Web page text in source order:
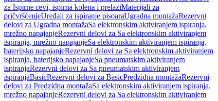
za Ispirne cevi, ispirna kolena i prelaziMaterijali za
pričvršćenjeUređaji za ispiranje pisoaraUgradna montažaRezervni
delovi za Ugradna montažaSa elektronskim aktiviranjem ispiranja,
mrežno napajanjeRezervni delovi za Sa elektronskim aktiviranjem
ispiranja, mrežno napajanjeSa elektronskim aktiviranjem ispiranja,
baterijsko napajanjeRezervni delovi za Sa elektronskim aktiviranjem
ispiranja, baterijsko napajanjeSa pneumatskim aktiviranjem
ispiranjaRezervni delovi za Sa pneumatskim aktiviranjem
ispiranjaBasicRezervni delovi za BasicPredzidna montažaRezervni
delovi za Predzidna montažaSa elektronskim aktiviranjem ispiranja,
mrežno napajanjeRezervni delovi za Sa elektronskim aktiviranjem